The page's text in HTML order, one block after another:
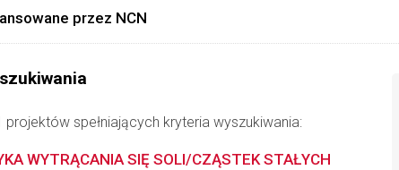
przez NCN
projektów spełniających kryteria wyszukiwania:
WYTRĄCANIA SIĘ SOLI/CZĄSTEK STAŁYCH